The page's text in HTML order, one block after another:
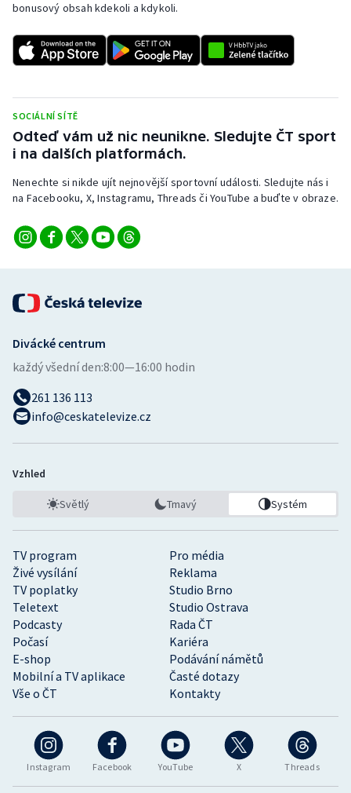
Sportovní střelba
Stolní tenis
Triatlon
Veslování
Volejbal
bonusový obsah kdekoli a kdykoli.
SOCIÁLNÍ SÍTĚ
Odteď vám už nic neunikne. Sledujte ČT sport
i na dalších platformách.
Nenechte si nikde ujít nejnovější sportovní události. Sledujte nás i
na Facebooku, X, Instagramu, Threads či YouTube a buďte v obraze.
Instagram Facebook YouTube X Threads
TV program
Pro média
Živé vysílání
Reklama
TV poplatky
Studio Brno
Teletext
Studio Ostrava
Podcasty
Rada ČT
Počasí
Kariéra
E-shop
Podávání námětů
Mobilní a TV aplikace
Časté dotazy
Vše o ČT
Kontakty
Divácké centrum
každý všední den:8:00—16:00 hodin
261 136 113
info@ceskatelevize.cz
Vzhled
Světlý Tmavý Systém